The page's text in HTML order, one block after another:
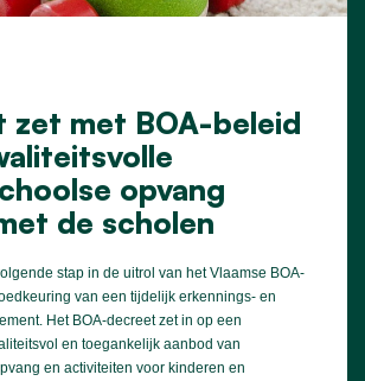
zet met BOA-beleid
opvang
de scholen
stap in de uitrol van het Vlaamse BOA-
van een tijdelijk erkennings- en
Het BOA-decreet zet in op een
en toegankelijk aanbod van
en activiteiten voor kinderen en